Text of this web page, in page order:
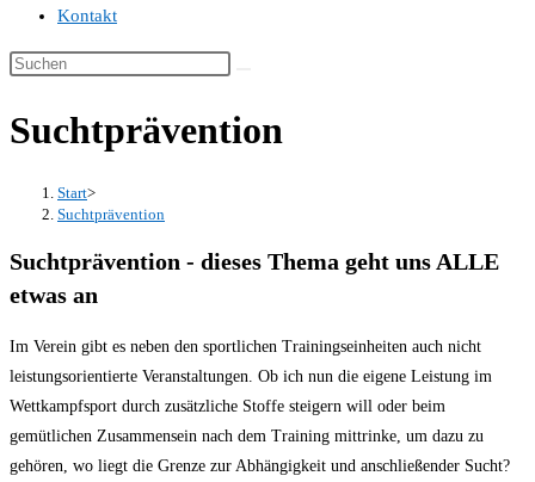
Kontakt
Suchtprävention
Start>
Suchtprävention
Suchtprävention - dieses Thema geht uns ALLE
etwas an
Im Verein gibt es neben den sportlichen Trainingseinheiten auch nicht
leistungsorientierte Veranstaltungen. Ob ich nun die eigene Leistung im
Wettkampfsport durch zusätzliche Stoffe steigern will oder beim
gemütlichen Zusammensein nach dem Training mittrinke, um dazu zu
gehören, wo liegt die Grenze zur Abhängigkeit und anschließender Sucht?